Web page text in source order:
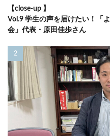
【close-up 】
Vol.9 学生の声を届けたい！「
会」代表・原田佳歩さん